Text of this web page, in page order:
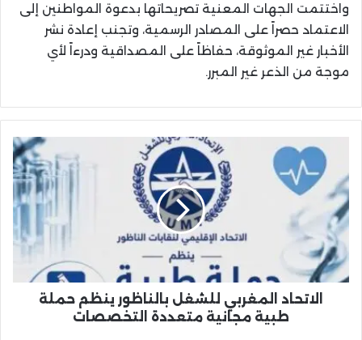
واختتمت الجهات المعنية تصريحاتها بدعوة المواطنين إلى
الاعتماد حصراً على المصادر الرسمية، وتجنب إعادة نشر
الأخبار غير الموثوقة، حفاظاً على المصداقية ودرءاً لأي
موجة من الذعر غير المبرر.
الاتحاد
المغربي
للشغل
بالناظور
ينظم
حملة
طبية
مجانية
متعددة
التخصصاتالاتحاد المغربي للشغل بالناظور ينظم حملة
طبية مجانية متعددة التخصصات